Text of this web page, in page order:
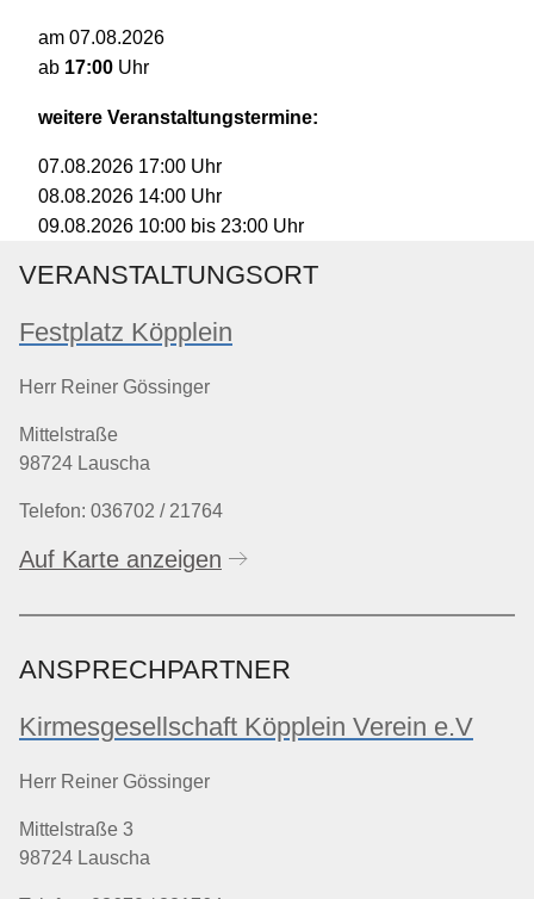
am07.08.2026
ab 17:00 Uhr
weitere Veranstaltungstermine:
07.08.2026 17:00 Uhr
08.08.2026 14:00 Uhr
09.08.2026 10:00 bis 23:00 Uhr
VERANSTALTUNGSORT
Festplatz Köpplein
Herr Reiner Gössinger
Mittelstraße
98724 Lauscha
Telefon: 036702 / 21764
Auf Karte anzeigen
ANSPRECHPARTNER
Kirmesgesellschaft Köpplein Verein e.V
Herr Reiner Gössinger
Mittelstraße 3
98724 Lauscha